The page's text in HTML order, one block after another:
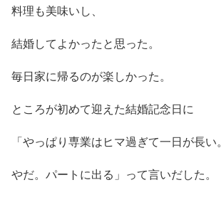
料理も美味いし、
結婚してよかったと思った。
毎日家に帰るのが楽しかった。
ところが初めて迎えた結婚記念日に
「やっぱり専業はヒマ過ぎて一日が長い。
やだ。パートに出る」って言いだした。